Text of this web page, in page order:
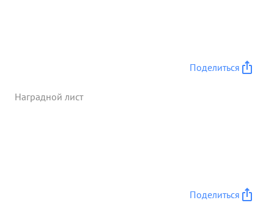
Поделиться
Наградной лист
Поделиться